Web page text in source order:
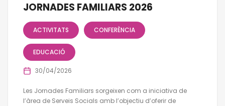
JORNADES FAMILIARS 2026
ACTIVITATS CONFERÈNCIA
EDUCACIÓ
30/04/2026
Les Jornades Familiars sorgeixen com a iniciativa de
l’àrea de Serveis Socials amb l’objectiu d’oferir de